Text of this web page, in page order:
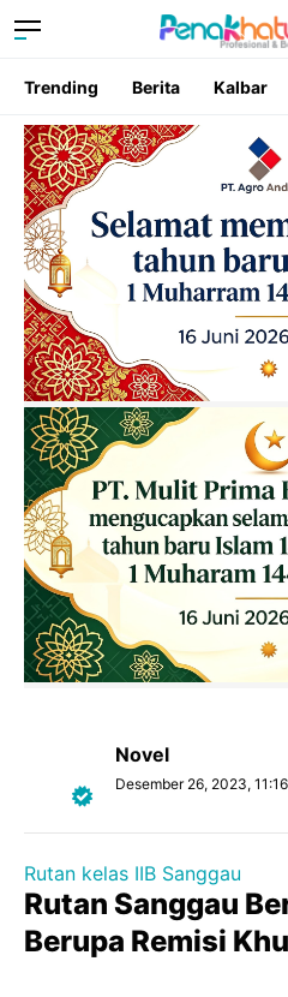
Trending Berita Kalbar
Novel
Desember 26, 2023,
Rutan kelas IIB Sanggau
Rutan Sanggau
Berupa Remisi